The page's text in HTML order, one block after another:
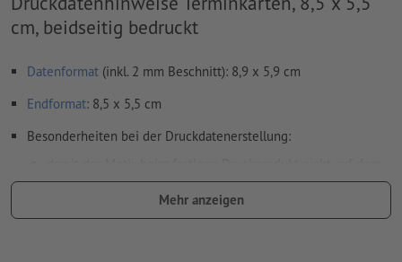
cm, beidseitig bedruckt
Datenformat (inkl. 2 mm Beschnitt): 8,9 x 5,9 cm
Endformat: 8,5 x 5,5 cm
Besonderheiten bei der Druckdatenerstellung:
Kopf steht, sollte in den Druckdaten dieLeserichtung
berücksichtigt werdenMehr anzeigen